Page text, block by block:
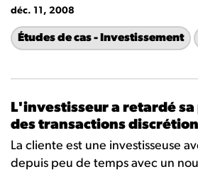
déc. 11, 2008
Études de cas - Investissement
L'investisseur a retardé
des transactions
La cliente est une investisseuse
depuis peu de temps avec un